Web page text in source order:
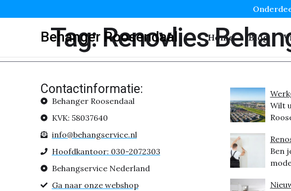
Behanger Roosendaal Home Blog
Tag:Renovlies
Contactinformatie:
Behanger Roosendaal
KVK: 58037640
info@behangservice.nl
Hoofdkantoor: 030-2072303
Behangservice Nederland
Ga naar onze webshop
Wilt
Ben